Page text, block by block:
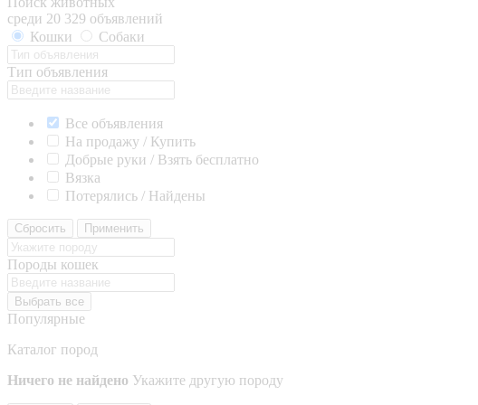
среди 20 329 объявлений
Кошки
Собаки
Тип объявления
Все объявления
На продажу / Купить
Добрые руки / Взять бесплатно
Вязка
Потерялись / Найдены
Сбросить Применить
Породы кошек
Выбрать все
Популярные
Каталог пород
Ничего не найдено Укажите другую породу